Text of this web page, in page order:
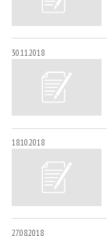
30.11.2018
18.10.2018
27.08.2018